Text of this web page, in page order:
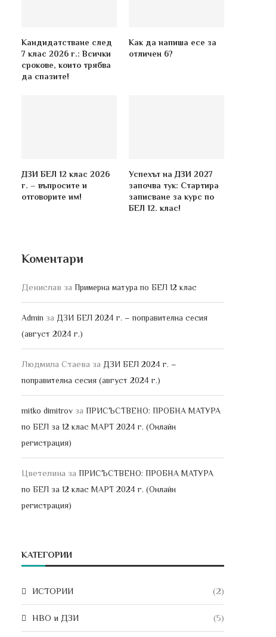
Кандидатстване след
7 клас 2026 г.: Всички
срокове, които трябва
да спазите!
Как да напиша есе за
отличен 6?
ДЗИ БЕЛ 12 клас 2026
г. – въпросите и
отговорите им!
Успехът на ДЗИ 2027
започва тук: Стартира
записване за курс по
БЕЛ 12. клас!
Коментари
Денислав за Примерна матура по БЕЛ 12 клас
Admin за ДЗИ БЕЛ 2024 г. – поправителна сесия
(август 2024 г.)
Людмила Стаева за ДЗИ БЕЛ 2024 г. –
поправителна сесия (август 2024 г.)
mitko dimitrov за ПРИСЪСТВЕНО: ПРОБНА МАТУРА
по БЕЛ за 12 клас МАРТ 2024 г. (Онлайн
регистрация)
Цветелина за ПРИСЪСТВЕНО: ПРОБНА МАТУРА
по БЕЛ за 12 клас МАРТ 2024 г. (Онлайн
регистрация)
КАТЕГОРИИ
ИСТОРИИ (2)
НВО и ДЗИ (5)